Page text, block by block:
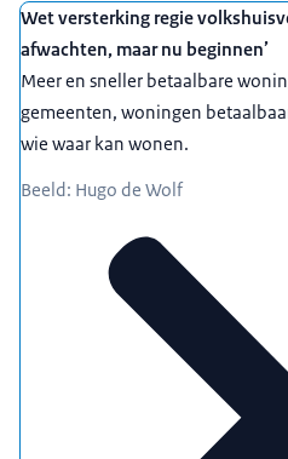
Wet versterking regie
afwachten, maar nu beginnen’
Meer en sneller betaalbare
gemeenten, woningen
wie waar kan wonen.
Beeld: Hugo de Wolf